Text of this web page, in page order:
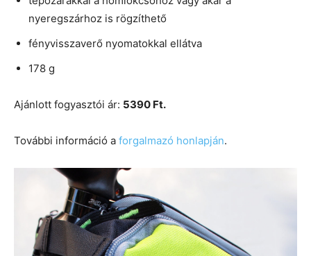
nyeregszárhoz is rögzíthető
fényvisszaverő nyomatokkal ellátva
178 g
Ajánlott fogyasztói ár: 5390 Ft.
További információ a forgalmazó honlapján.